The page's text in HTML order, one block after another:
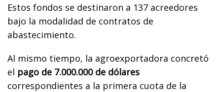
Estos fondos se destinaron a 137 acreedores
bajo la modalidad de contratos de
abastecimiento.
Al mismo tiempo, la agroexportadora concretó
el pago de 7.000.000 de dólares
correspondientes a la primera cuota de la